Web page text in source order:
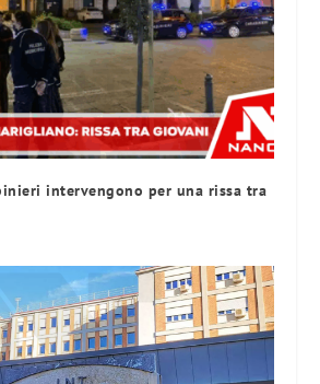
intervengono per una rissa tra